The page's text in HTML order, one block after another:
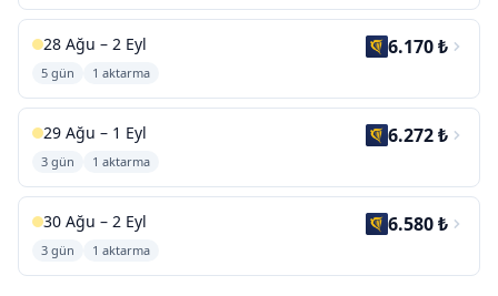
28 Ağu – 2 Eyl
5 gün 1 aktarma
6.170 ₺
29 Ağu – 1 Eyl
3 gün 1 aktarma
6.272 ₺
30 Ağu – 2 Eyl
3 gün 1 aktarma
6.580 ₺